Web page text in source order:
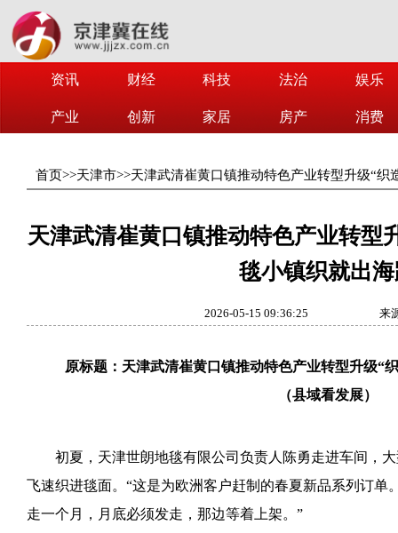
资讯 财经 科技 法治 娱乐
产业 创新 家居 房产 消费
首页>>天津市>>天津武清崔黄口镇推动特色产业转型升级“织
天津武清崔黄口镇推动特色产业转型
毯小镇织就出
2026-05-15 09:36:25 来
原标题：天津武清崔黄口镇推动特色产业转型升级“
（县域看发展）
初夏，天津世朗地毯有限公司负责人陈勇走进车间，
飞速织进毯面。“这是为欧洲客户赶制的春夏新品系列订单
走一个月，月底必须发走，那边等着上架。”